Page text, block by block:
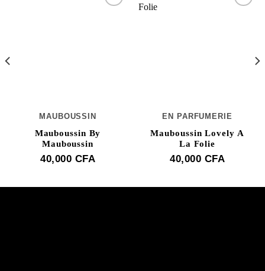
MAUBOUSSIN
Mauboussin By
Mauboussin
40,000 CFA
EN PARFUMERIE
Mauboussin Lovely A
La Folie
40,000 CFA